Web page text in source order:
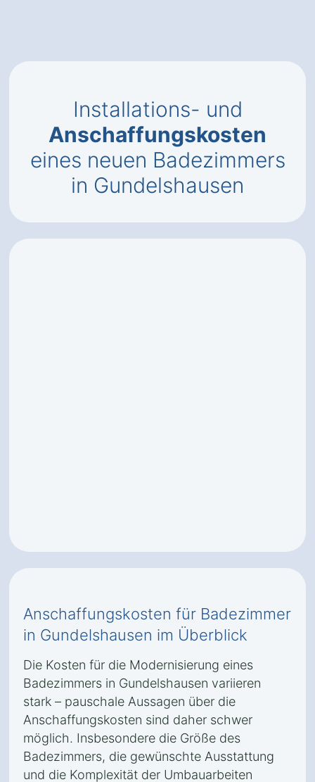
Installations- und
Anschaffungskosten
eines neuen Badezimmers
in Gundelshausen
Anschaffungskosten für Badezimmer
in Gundelshausen im Überblick
Die Kosten für die Modernisierung eines
Badezimmers in Gundelshausen variieren
stark – pauschale Aussagen über die
Anschaffungskosten sind daher schwer
möglich. Insbesondere die Größe des
Badezimmers, die gewünschte Ausstattung
und die Komplexität der Umbauarbeiten